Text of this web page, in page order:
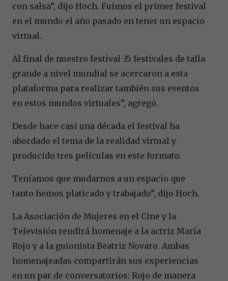
con salsa”, dijo Hoch. Fuimos el primer festival
en el mundo el año pasado en tener un espacio
virtual.
Al final de nuestro festival 35 festivales de talla
grande a nivel mundial se acercaron a esta
plataforma para realizar también sus eventos
en estos mundos virtuales”, agregó.
Desde hace casi una década el festival ha
abordado el tema de la realidad virtual y
producido tres películas en este formato.
Teníamos que mudarnos a un espacio que
tanto hemos platicado y trabajado”, dijo Hoch.
La Asociación de Mujeres en el Cine y la
Televisión rendirá homenaje a la actriz María
Rojo y a la guionista Beatriz Novaro. Ambas
homenajeadas compartirán sus experiencias
en un par de conversatorios: Rojo de manera